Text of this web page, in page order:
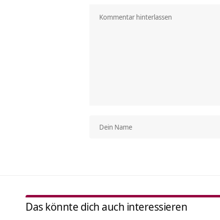
Das könnte dich auch interessieren